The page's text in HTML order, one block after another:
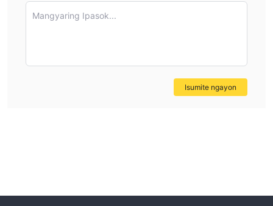
Mangyaring Ipasok...
Isumite ngayon